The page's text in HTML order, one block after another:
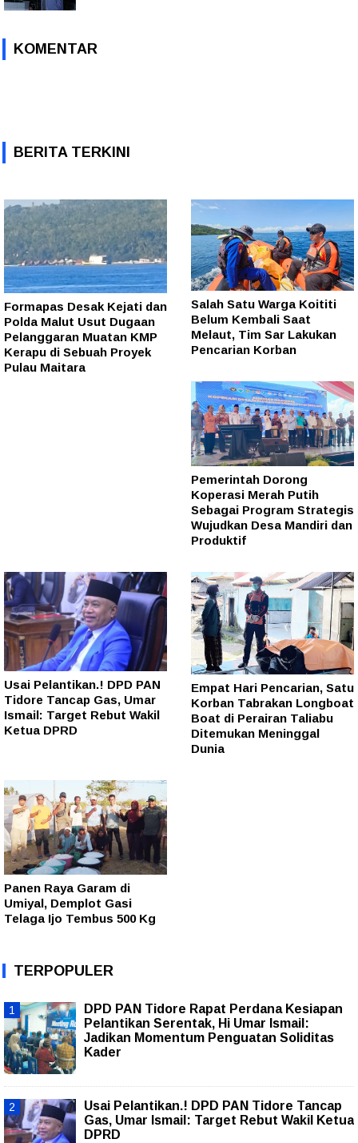
KOMENTAR
BERITA TERKINI
Formapas Desak Kejati dan
Polda Malut Usut Dugaan
Pelanggaran Muatan KMP
Kerapu di Sebuah Proyek
Pulau Maitara
Salah Satu Warga Koititi
Belum Kembali Saat
Melaut, Tim Sar Lakukan
Pencarian Korban
Pemerintah Dorong
Koperasi Merah Putih
Sebagai Program Strategis
Wujudkan Desa Mandiri dan
Produktif
Usai Pelantikan.! DPD PAN
Tidore Tancap Gas, Umar
Ismail: Target Rebut Wakil
Ketua DPRD
Empat Hari Pencarian, Satu
Korban Tabrakan Longboat
Boat di Perairan Taliabu
Ditemukan Meninggal
Dunia
Panen Raya Garam di
Umiyal, Demplot Gasi
Telaga Ijo Tembus 500 Kg
TERPOPULER
DPD PAN Tidore Rapat Perdana Kesiapan
Pelantikan Serentak, Hi Umar Ismail:
Jadikan Momentum Penguatan Soliditas
Kader
Usai Pelantikan.! DPD PAN Tidore Tancap
Gas, Umar Ismail: Target Rebut Wakil Ketua
DPRD